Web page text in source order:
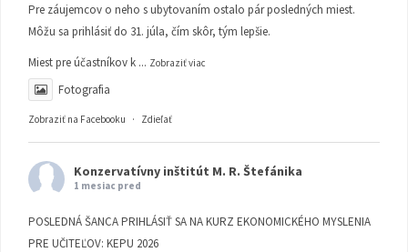
Pre záujemcov o neho s ubytovaním ostalo pár posledných miest.
Môžu sa prihlásiť do 31. júla, čím skôr, tým lepšie.
Miest pre účastníkov k ... Zobraziť viac
Fotografia
Zobraziť na Facebooku · Zdieľať
Konzervatívny inštitút M. R. Štefánika
1 mesiac pred
POSLEDNÁ ŠANCA PRIHLÁSIŤ SA NA KURZ EKONOMICKÉHO MYSLENIA
PRE UČITEĽOV: KEPU 2026